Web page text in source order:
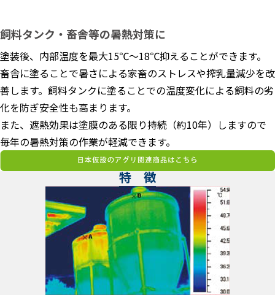
飼料タンク・畜舎等の暑熱対策に
塗装後、内部温度を最大15℃～18℃抑えることができます。
畜舎に塗ることで暑さによる家畜のストレスや搾乳量減少を改
善します。飼料タンクに塗ることでの温度変化による飼料の劣
化を防ぎ安全性も高まります。
また、遮熱効果は塗膜のある限り持続（約10年）しますので
毎年の暑熱対策の作業が軽減できます。
特 徴